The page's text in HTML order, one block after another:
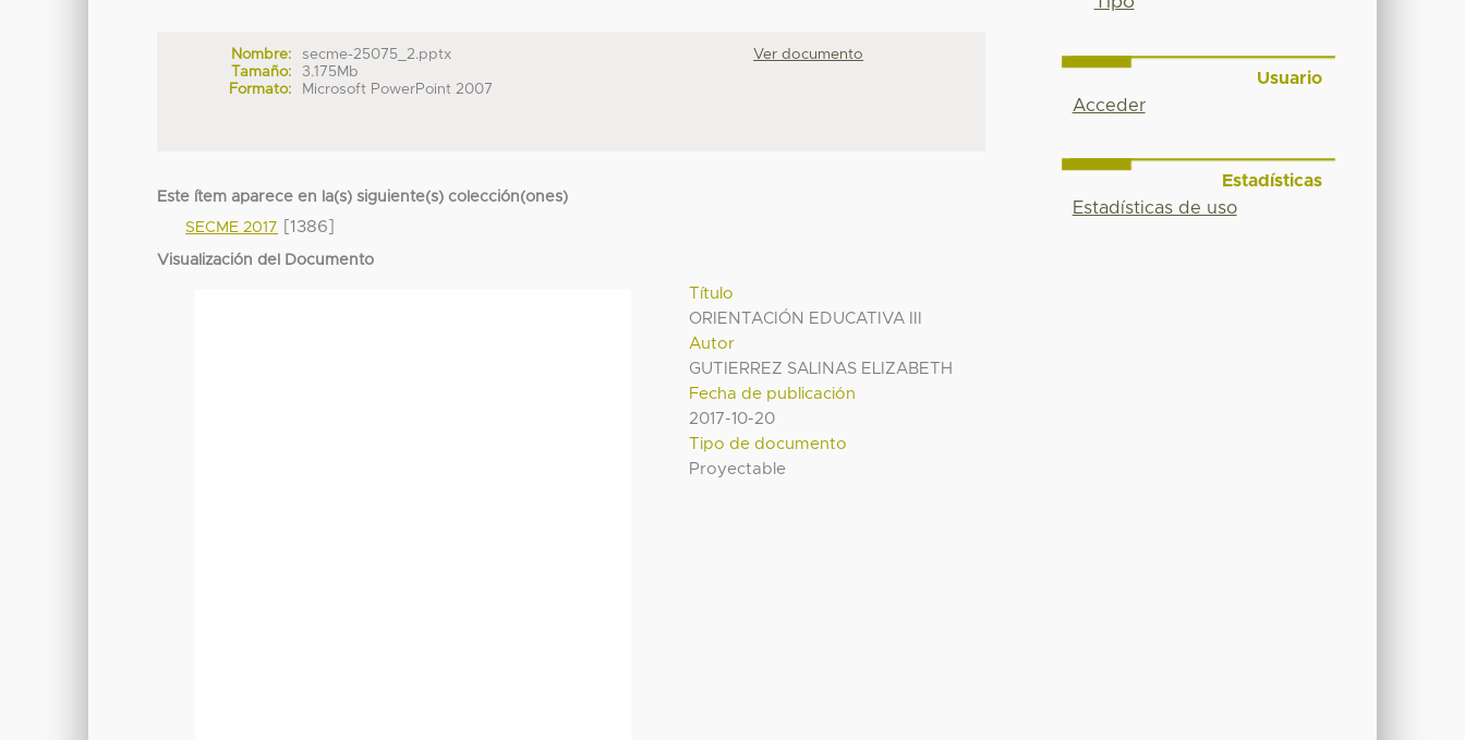
Nombre:
secme-25075_2.pptx
Tamaño:
3.175Mb
Formato:
Microsoft PowerPoint 2007
Ver documento
Este ítem aparece en la(s) siguiente(s) colección(ones)
SECME 2017
[1386]
Visualización del Documento
Título
ORIENTACIÓN EDUCATIVA III
Autor
GUTIERREZ SALINAS ELIZABETH
Fecha de publicación
2017-10-20
Tipo de documento
Proyectable
Usuario
Acceder
Estadísticas
Estadísticas de uso